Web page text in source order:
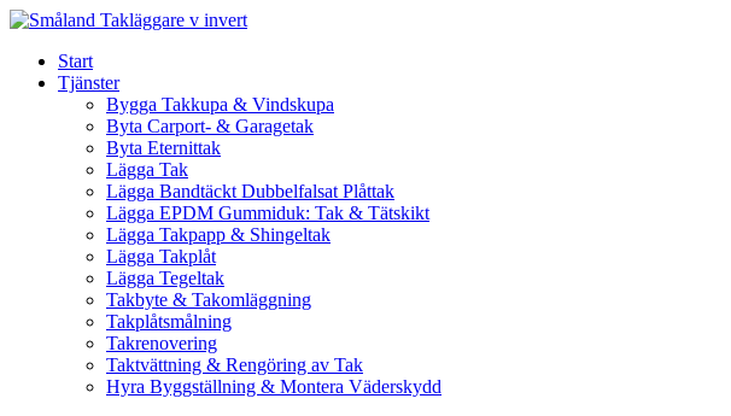
Skip
contentStart
Tjänster
Bygga Takkupa & Vindskupa
Byta Carport- & Garagetak
Byta Eternittak
Lägga Tak
Lägga Bandtäckt Dubbelfalsat Plåttak
Lägga EPDM Gummiduk: Tak & Tätskikt
Lägga Takpapp & Shingeltak
Lägga Takplåt
Lägga Tegeltak
Takbyte & Takomläggning
Takplåtsmålning
Takrenovering
Taktvättning & Rengöring av Tak
Hyra Byggställning & Montera Väderskydd